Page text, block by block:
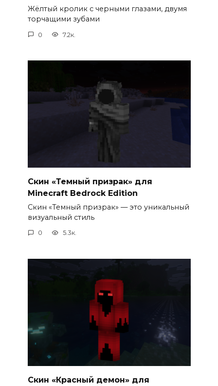
Жёлтый кролик с черными глазами, двумя
торчащими зубами
0 7.2к.
Скин «Темный призрак» для
Minecraft Bedrock Edition
Скин «Темный призрак» — это уникальный
визуальный стиль
0 5.3к.
Скин «Красный демон» для